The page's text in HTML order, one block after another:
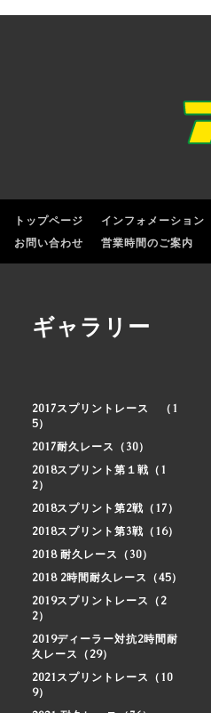
トップページ インフォメーション
お問い合わせ
営業時間のご案内
2017スプリントレース （1
5）
2017耐久レース（30）
2018スプリント第１戦（1
2）
2018スプリント第2戦（17）
2018スプリント第3戦（16）
2018 耐久レース（30）
2018 2時間耐久レース（45）
2019スプリントレース（2
2）
2019ディーラー対抗2時間耐
久レース（29）
2021スプリントレース（10
9）
ギャラリー